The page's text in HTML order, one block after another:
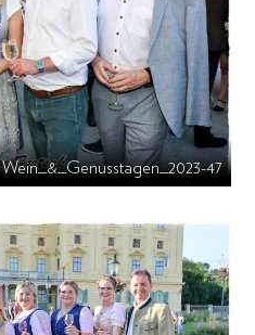
Wein_&_Genusstagen_2023-47